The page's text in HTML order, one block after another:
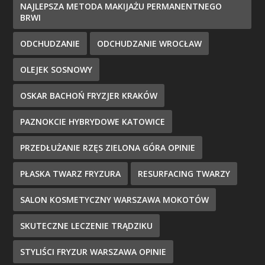
NAJLEPSZA METODA MAKIJAŻU PERMANENTNEGO
BRWI
ODCHUDZANIE ODCHUDZANIE WROCŁAW
OLEJEK SOSNOWY
OSKAR BACHOŃ FRYZJER KRAKÓW
PAZNOKCIE HYBRYDOWE KATOWICE
PRZEDŁUŻANIE RZĘS ZIELONA GÓRA OPINIE
PŁASKA TWARZ FRYZURA RESURFACING TWARZY
SALON KOSMETYCZNY WARSZAWA MOKOTÓW
SKUTECZNE LECZENIE TRĄDZIKU
STYLIŚCI FRYZUR WARSZAWA OPINIE